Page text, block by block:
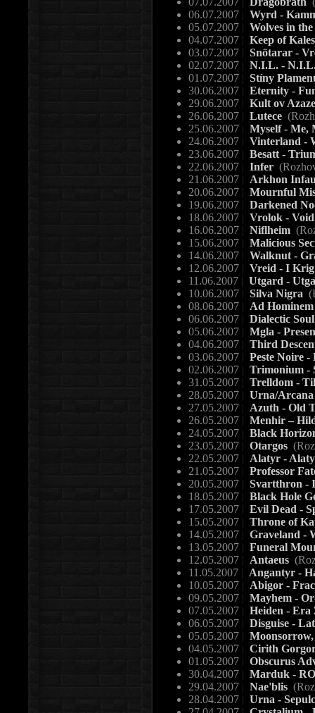
06.07.2007 | Wyrd -
05.07.2007 | Wolves in
04.07.2007 | Keep of
03.07.2007 | Snötarar -
02.07.2007 | N.I.L. -
01.07.2007 | Stíny
30.06.2007 | Eternity -
29.06.2007 | Kult ov
26.06.2007 | Lutece
25.06.2007 | Myself - Me,
24.06.2007 | Vinterland -
23.06.2007 | Besatt -
22.06.2007 | Infer
21.06.2007 | Arkhon
20.06.2007 | Mournful
19.06.2007 | Darkened
18.06.2007 | Vrolok -
16.06.2007 | Niflheim
15.06.2007 | Malicious
14.06.2007 | Walknut -
12.06.2007 | Vreid - I
11.06.2007 | Utgard -
10.06.2007 | Silva Nigra
08.06.2007 | Ad
06.06.2007 | Dialectic
05.06.2007 | Mgla -
04.06.2007 | Third
03.06.2007 | Peste Noire
02.06.2007 | Trimonium -
31.05.2007 | Trelldom -
28.05.2007 | Urna/
27.05.2007 | Azuth - Old
26.05.2007 | Menhir –
24.05.2007 | Black
23.05.2007 | Otargos
22.05.2007 | Alatyr -
21.05.2007 | Professor
20.05.2007 | Svartthron -
18.05.2007 | Black Hole
17.05.2007 | Evil Dead -
15.05.2007 | Throne of
14.05.2007 | Graveland -
13.05.2007 | Funeral
12.05.2007 | Antaeus
11.05.2007 | Angantyr -
10.05.2007 | Abigor -
09.05.2007 | Mayhem -
07.05.2007 | Heiden - Era
06.05.2007 | Disguise -
05.05.2007 |
04.05.2007 | Cirith
01.05.2007 | Obscurus
30.04.2007 | Marduk -
29.04.2007 | Nae'blis
28.04.2007 | Urna -